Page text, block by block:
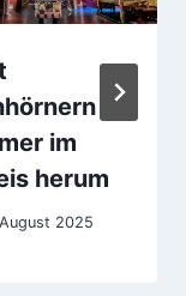
im
herum
2025